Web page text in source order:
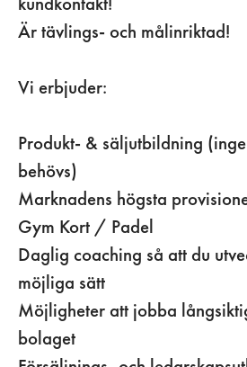
Är tävlings- och målinriktad!
Vi erbjuder:
Produkt- & säljutbildning
behövs)
Marknadens högsta
Gym Kort / Padel
Daglig coaching så att du
möjliga sätt
Möjligheter att jobba
bolaget